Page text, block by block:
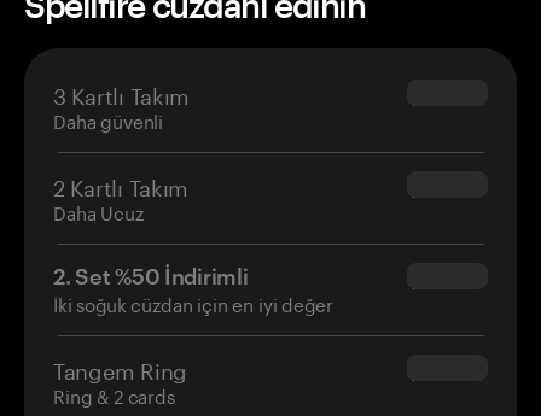
3 Kartlı Takım
Daha güvenli
$69.90
2 Kartlı Takım
Daha Ucuz
$54.90
2. Set %50 İndirimli
İki soğuk cüzdan için en iyi değer
$34.95
Tangem Ring
Ring & 2 cards
$160.00